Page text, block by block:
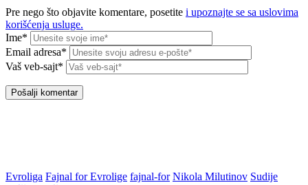
Pre nego što objavite komentare, posetite i upoznajte se sa uslovima
korišćenja usluge.
Ime*
Email adresa*
Vaš veb-sajt*
Evroliga Fajnal for Evrolige fajnal-for Nikola Milutinov Sudije